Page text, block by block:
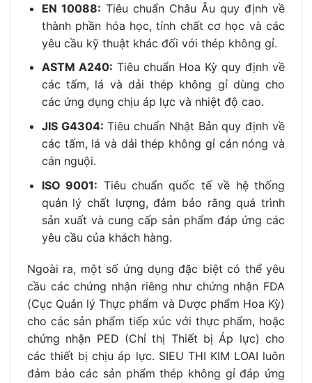
EN 10088: Tiêu chuẩn Châu Âu quy định về
thành phần hóa học, tính chất cơ học và các
yêu cầu kỹ thuật khác đối với thép không gỉ.
ASTM A240: Tiêu chuẩn Hoa Kỳ quy định về
các tấm, lá và dải thép không gỉ dùng cho
các ứng dụng chịu áp lực và nhiệt độ cao.
JIS G4304: Tiêu chuẩn Nhật Bản quy định về
các tấm, lá và dải thép không gỉ cán nóng và
cán nguội.
ISO 9001: Tiêu chuẩn quốc tế về hệ thống
quản lý chất lượng, đảm bảo rằng quá trình
sản xuất và cung cấp sản phẩm đáp ứng các
yêu cầu của khách hàng.
Ngoài ra, một số ứng dụng đặc biệt có thể yêu
cầu các chứng nhận riêng như chứng nhận FDA
(Cục Quản lý Thực phẩm và Dược phẩm Hoa Kỳ)
cho các sản phẩm tiếp xúc với thực phẩm, hoặc
chứng nhận PED (Chỉ thị Thiết bị Áp lực) cho
các thiết bị chịu áp lực. SIEU THI KIM LOAI luôn
đảm bảo các sản phẩm thép không gỉ đáp ứng